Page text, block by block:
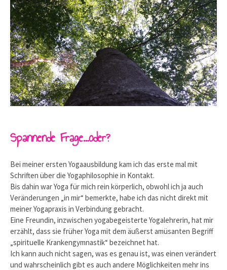
Spannende Frage…oder?
Bei meiner ersten Yogaausbildung kam ich das erste mal mit
Schriften über die Yogaphilosophie in Kontakt.
Bis dahin war Yoga für mich rein körperlich, obwohl ich ja auch
Veränderungen „in mir“ bemerkte, habe ich das nicht direkt mit
meiner Yogapraxis in Verbindung gebracht.
Eine Freundin, inzwischen yogabegeisterte Yogalehrerin, hat mir
erzählt, dass sie früher Yoga mit dem äußerst amüsanten Begriff
„spirituelle Krankengymnastik“ bezeichnet hat.
Ich kann auch nicht sagen, was es genau ist, was einen verändert
und wahrscheinlich gibt es auch andere Möglichkeiten mehr ins